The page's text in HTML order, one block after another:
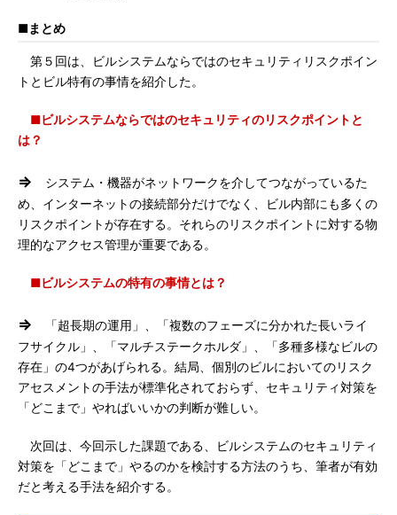
■まとめ
第５回は、ビルシステムならではのセキュリティリスクポイン
トとビル特有の事情を紹介した。
■ビルシステムならではのセキュリティのリスクポイントと
は？
⇒
システム・機器がネットワークを介してつながっているた
め、インターネットの接続部分だけでなく、ビル内部にも多くの
リスクポイントが存在する。それらのリスクポイントに対する物
理的なアクセス管理が重要である。
■ビルシステムの特有の事情とは？
⇒
「超長期の運用」、「複数のフェーズに分かれた長いライ
フサイクル」、「マルチステークホルダ」、「多種多様なビルの
存在」の4つがあげられる。結局、個別のビルにおいてのリスク
アセスメントの手法が標準化されておらず、セキュリティ対策を
「どこまで」やればいいかの判断が難しい。
次回は、今回示した課題である、ビルシステムのセキュリティ
対策を「どこまで」やるのかを検討する方法のうち、筆者が有効
だと考える手法を紹介する。